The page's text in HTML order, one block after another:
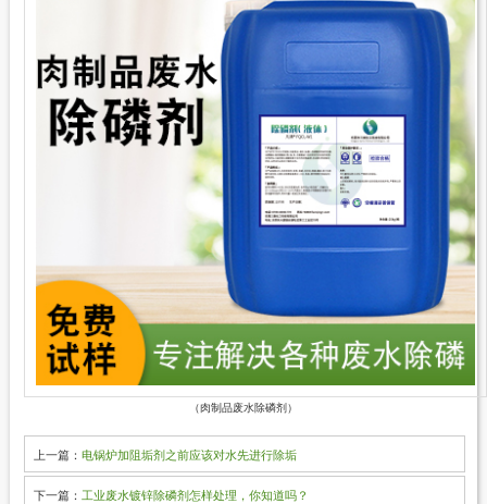
（肉制品废水除磷剂）
上一篇：电锅炉加阻垢剂之前应该对水先进行除垢
下一篇： 工业废水镀锌除磷剂怎样处理，你知道吗？